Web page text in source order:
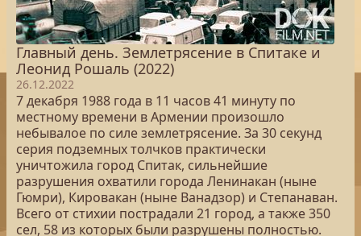
Главный день. Землетрясение в Спитаке и
Леонид Рошаль (2022)
26.12.2022
7 декабря 1988 года в 11 часов 41 минуту по
местному времени в Армении произошло
небывалое по силе землетрясение. За 30 секунд
серия подземных толчков практически
уничтожила город Спитак, сильнейшие
разрушения охватили города Ленинакан (ныне
Гюмри), Кировакан (ныне Ванадзор) и Степанаван.
Всего от стихии пострадали 21 город, а также 350
сел, 58 из которых были разрушены полностью.